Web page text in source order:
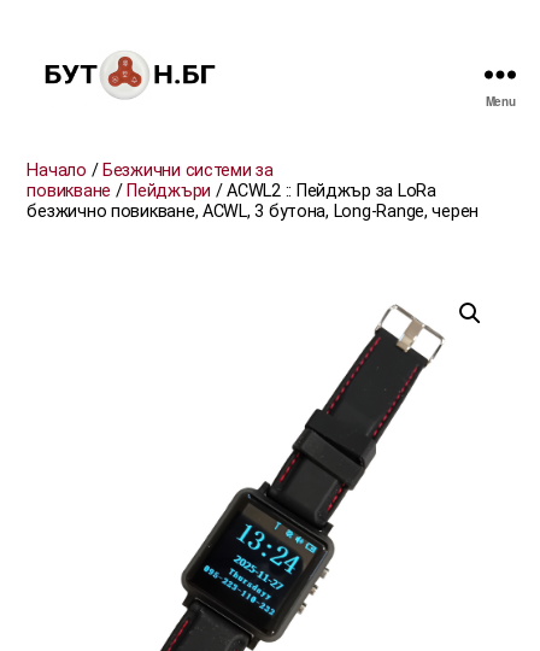
Menu
Начало / Безжични системи за
повикване / Пейджъри / ACWL2 :: Пейджър за LoRa
безжично повикване, ACWL, 3 бутона, Long-Range, черен